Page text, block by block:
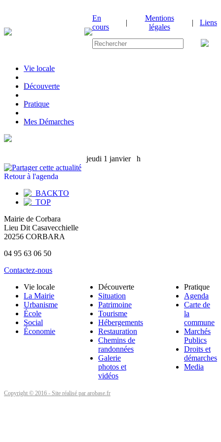
En
cours
|
Mentions
légales
| Liens
Vie locale
|Découverte
|Pratique
|Mes Démarches
jeudi 1 janvierh
Retour à l'agenda
Mairie de Corbara
Lieu Dit Casavecchielle
20256 CORBARA
04 95 63 06 50
Contactez-nous
Vie locale
La Mairie
Urbanisme
École
Social
Économie
Découverte
Situation
Patrimoine
Tourisme
Hébergements
Restauration
Chemins de
randonnées
Galerie
photos et
vidéos
Pratique
Agenda
Carte de
la
commune
Marchés
Publics
Droits et
démarches
Media
Copyright © 2016 - Site réalisé par arobase.fr